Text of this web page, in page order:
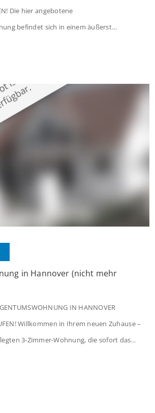
Die hier angebotene
befindet sich in einem äußerst
und eine hochwertige Ausstattung, die
mit einem stilvollen Ambiente
in Hannover (nicht mehr
IN HANNOVER
Willkommen in Ihrem neuen Zuhause –
3-Zimmer-Wohnung, die sofort das